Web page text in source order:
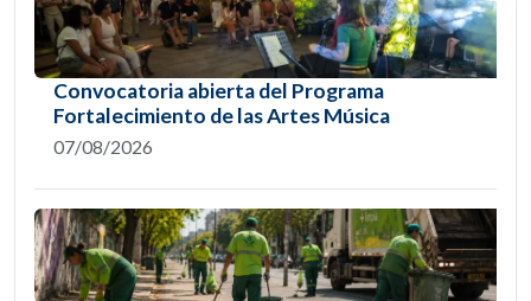
Convocatoria abierta del Programa
Fortalecimiento de las Artes Música
07/08/2026